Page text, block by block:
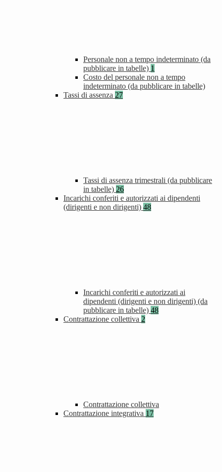
Personale non a tempo indeterminato (da
pubblicare in tabelle) 1
Costo del personale non a tempo
indeterminato (da pubblicare in tabelle)
Tassi di assenza 27
Tassi di assenza trimestrali (da pubblicare
in tabelle) 26
Incarichi conferiti e autorizzati ai dipendenti
(dirigenti e non dirigenti) 48
Incarichi conferiti e autorizzati ai
dipendenti (dirigenti e non dirigenti) (da
pubblicare in tabelle) 48
Contrattazione collettiva 2
Contrattazione collettiva
Contrattazione integrativa 17